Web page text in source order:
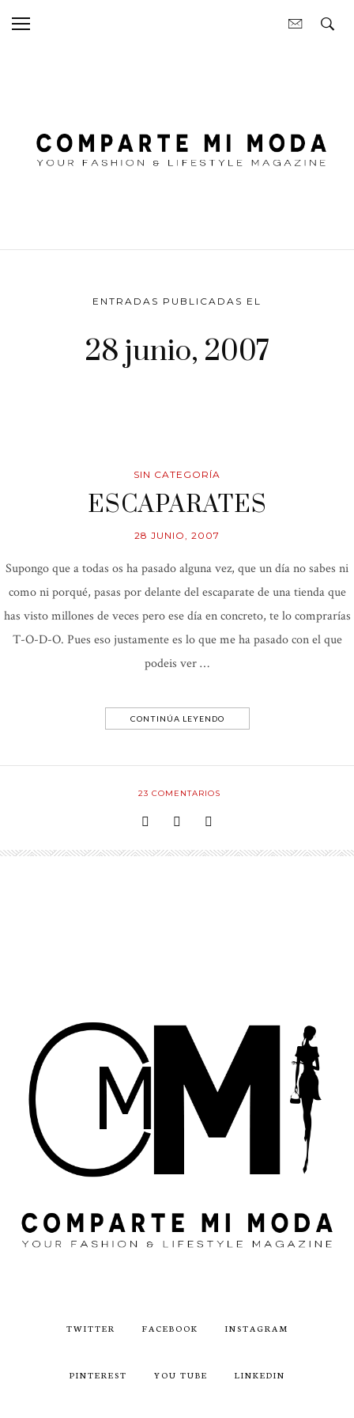
ENTRADAS PUBLICADAS EL
28 junio, 2007
SIN CATEGORÍA
ESCAPARATES
28 JUNIO, 2007
Supongo que a todas os ha pasado alguna vez, que un día no sabes ni
como ni porqué, pasas por delante del escaparate de una tienda que
has visto millones de veces pero ese día en concreto, te lo comprarías
T-O-D-O. Pues eso justamente es lo que me ha pasado con el que
podeis ver …
CONTINÚA LEYENDO
23 COMENTARIOS
TWITTER FACEBOOK INSTAGRAM
PINTEREST YOU TUBE LINKEDIN